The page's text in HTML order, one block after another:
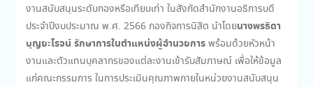
งานสนับสนุนระดับกองหรือเทียบเท่า ในสังกัดสำนักงานอธิการบดี
ประจำปีงบประมาณ พ.ศ. 2566 กองกิจการนิสิต นำโดยนางพรธิดา
บุญยะโรจน์ รักษาการในตำแหน่งผู้อำนวยการพร้อมด้วยหัวหน้า
งานและตัวแทนบุคลากรของแต่ละงานเข้ารับสัมภาษณ์ เพื่อให้ข้อมูล
แก่คณะกรรมการ ในการประเมินคุณภาพภายในหน่วยงานสนับสนุน